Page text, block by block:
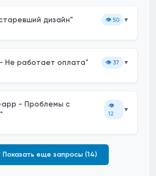
дизайн" 👁️ 50 ▼
Не работает оплата" 👁️ 37 ▼
app - Проблемы с
👁️
12
▼
Показать еще запросы (14)